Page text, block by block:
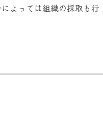
よっては組織の採取も行